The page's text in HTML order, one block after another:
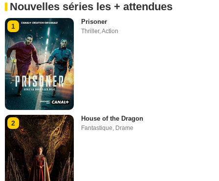
Nouvelles séries les + attendues
1
Prisoner
Thriller,Action
2
House of the Dragon
Fantastique Drame